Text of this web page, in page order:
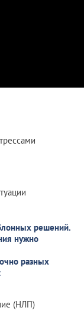
решений.
нужно
разных
(НЛП)